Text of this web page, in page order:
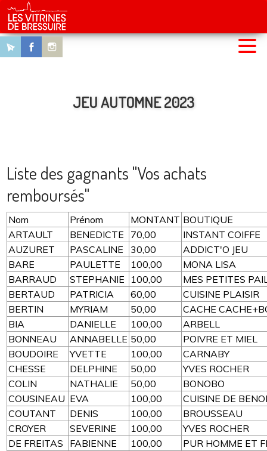
MENU
JEU AUTOMNE 2023
Liste des gagnants "Vos achats
remboursés"
Nom Prénom MONTANT BOUTIQUE
ARTAULT
BENEDICTE 70,00
INSTANT COIFFE
AUZURET
PASCALINE 30,00
ADDICT'O JEU
BARE
PAULETTE 100,00
MONA LISA
BARRAUD
STEPHANIE 100,00
MES PETITES
BERTAUD
PATRICIA 60,00
CUISINE PLAISIR
BERTIN
MYRIAM 50,00
CACHE
BIA
DANIELLE 100,00
ARBELL
BONNEAU
ANNABELLE 50,00
POIVRE ET MIEL
BOUDOIRE
YVETTE 100,00
CARNABY
CHESSE
DELPHINE 50,00
YVES ROCHER
COLIN
NATHALIE 50,00
BONOBO
COUSINEAU EVA 100,00
CUISINE DE
COUTANT
DENIS 100,00
BROUSSEAU
CROYER
SEVERINE 100,00
YVES ROCHER
DE FREITAS
FABIENNE 100,00
PUR HOMME ET